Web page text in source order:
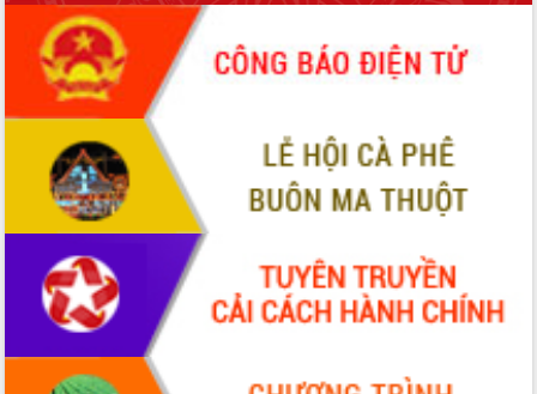
Tháo gỡ những vướng mắc, đẩy mạnh
công tác cải cách thủ tục hành chính
tại Trung tâm Phục vụ hành chính
công tỉnh
Đắk Lắk: Tôn vinh 46 giải pháp tại Hội
thi Sáng tạo Kỹ thuật 2024 - 2025
Đắk Lắk rà soát, điều chỉnh Đề án 190
về phát triển nuôi trồng thủy sản
Phó Chủ tịch UBND tỉnh Đắk Lắk
Trương Công Thái kiểm tra thực địa
Dự án cao tốc Khánh Hòa - Buôn Ma
Thuột
Định vị cà phê Việt Nam như một “di
sản sống” trong dòng chảy toàn cầu
Xây dựng nông thôn mới: Nâng cao đời